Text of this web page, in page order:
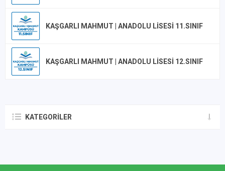
KAŞGARLI MAHMUT | ANADOLU LISESI 11.SINIF
KAŞGARLI MAHMUT | ANADOLU LISESI 12.SINIF
KATEGORILER